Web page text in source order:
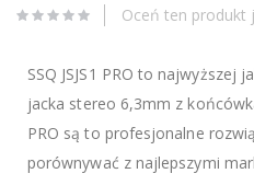
Oceń ten produkt
SSQ JSJS1 PRO to najwyższej
jacka stereo 6,3mm z
PRO są to profesjonalne
porównywać z najlepszymi